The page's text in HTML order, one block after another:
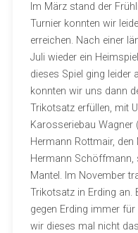
Im März stand der
Turnier konnten wir
erreichen. Nach einer
Juli wieder ein
dieses Spiel ging leider
konnten wir uns dann
Trikotsatz erfüllen, mit
Karosseriebau Wagner
Hermann Rottmair, den
Hermann Schöffmann,
Mantel. Im November
Trikotsatz in Erding an.
gegen Erding immer
wir dieses mal nicht